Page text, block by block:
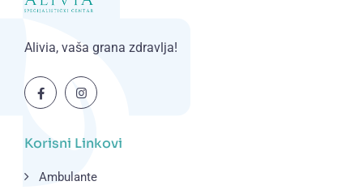
Alivia, vaša grana zdravlja!
Korisni Linkovi
Ambulante